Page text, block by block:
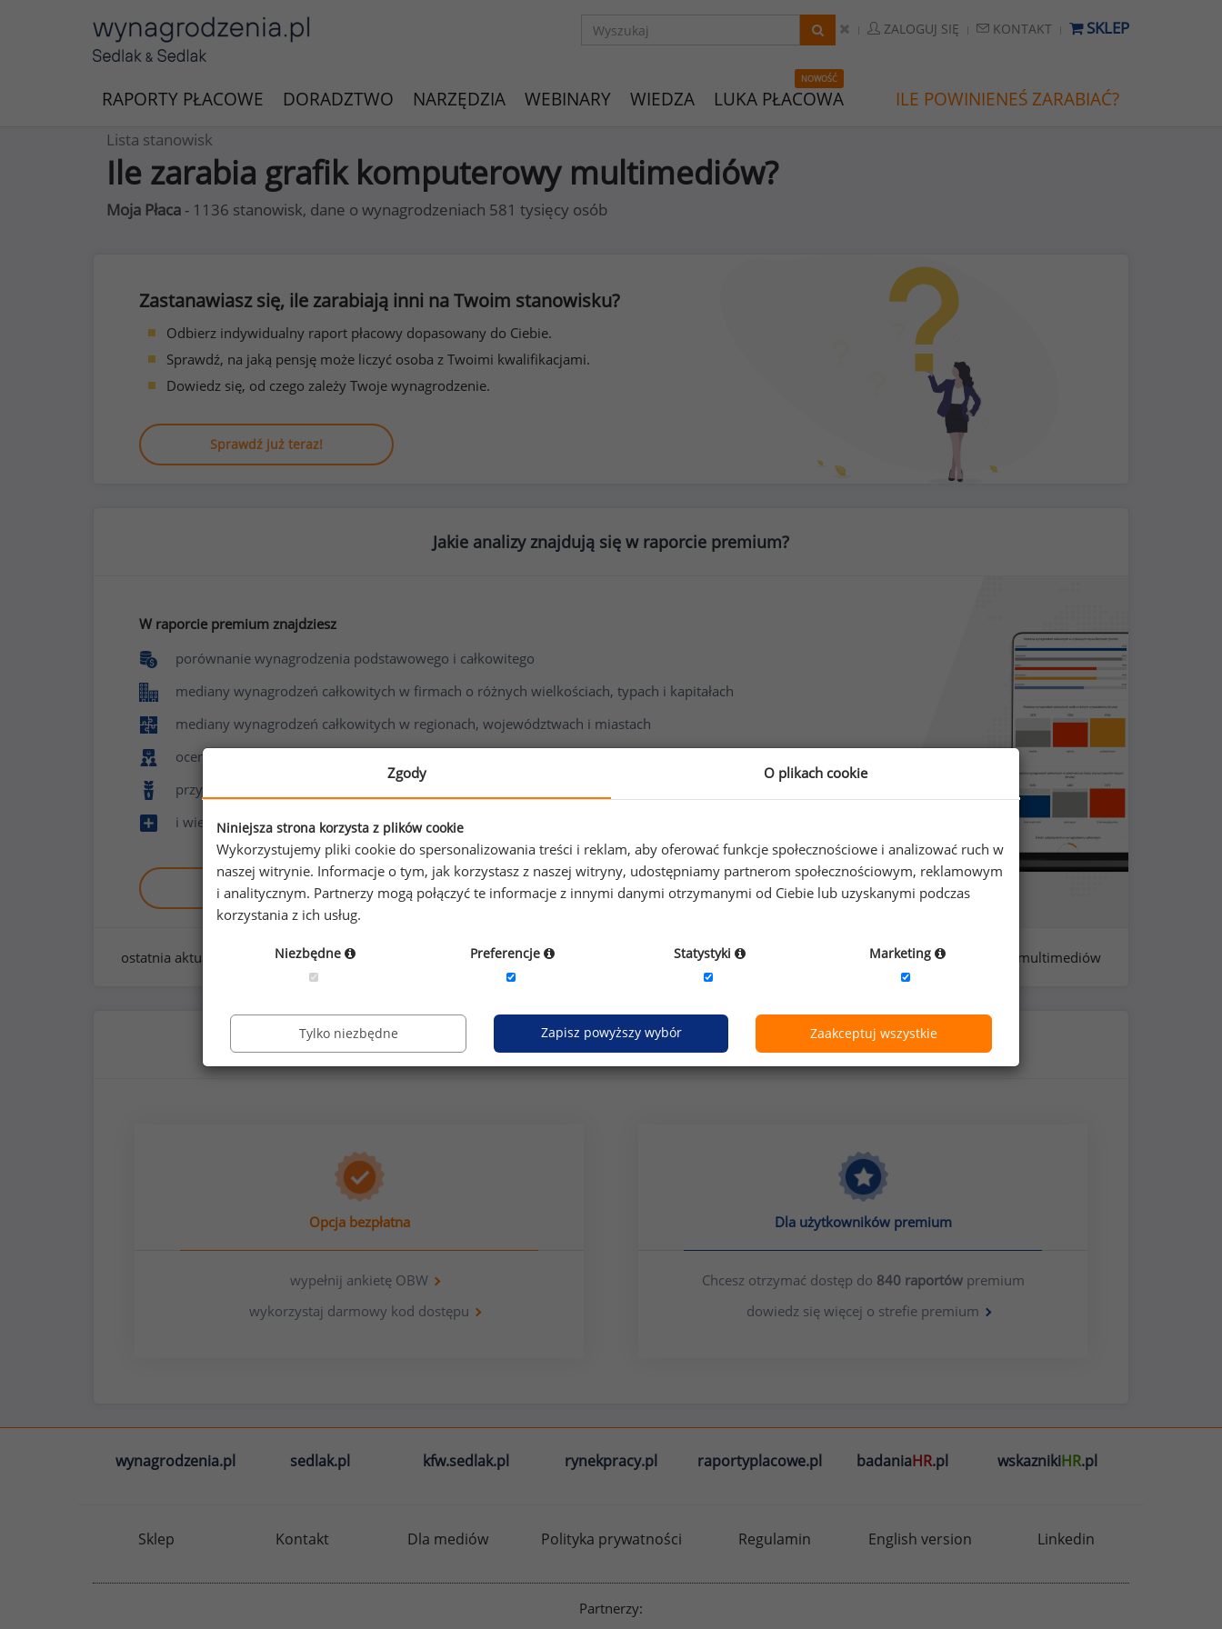
ZALOGUJ SIĘ KONTAKT SKLEP
RAPORTY PŁACOWE DORADZTWO NARZĘDZIA WEBINARY WIEDZA
NOWOŚĆ
LUKA PŁACOWA ILE POWINIENEŚ ZARABIAĆ?
Lista stanowisk
Ile zarabia grafik komputerowy multimediów?
Moja Płaca - 1136 stanowisk, dane o wynagrodzeniach 581 tysięcy osób
Zastanawiasz się, ile zarabiają inni na Twoim stanowisku?
Odbierz indywidualny raport płacowy dopasowany do Ciebie.
Sprawdź, na jaką pensję może liczyć osoba z Twoimi kwalifikacjami.
Dowiedz się, od czego zależy Twoje wynagrodzenie.
Sprawdź już teraz!
Jakie analizy znajdują się w raporcie premium?
W raporcie premium znajdziesz
porównanie wynagrodzenia podstawowego i całkowitego
mediany wynagrodzeń całkowitych w firmach o różnych wielkościach, typach i kapitałach
mediany wynagrodzeń całkowitych w regionach, województwach i miastach
ocenę poziomu zadowolenia z pracy i wynagrodzenia
przyznawane benefity
i wiele innych
Zobacz raport demo
ostatnia aktualizacja: styczeń 2026 grupa stanowisk: media, wydawnictwa próba: 937 - grafików komputerowych multimediów
Jak uzyskać dostęp do raportu?
Opcja bezpłatna
wypełnij ankietę OBW
wykorzystaj darmowy kod dostępu
Dla użytkowników premium
Chcesz otrzymać dostęp do 840 raportówpremium
dowiedz się więcej o strefie premium
wynagrodzenia.pl sedlak.pl kfw.sedlak.pl rynekpracy.pl raportyplacowe.pl badaniaHR.pl wskaznikiHR.pl
Sklep Kontakt Dla mediów Polityka prywatności Regulamin English version Linkedin
Partnerzy:
Zgody O plikach cookie
Niniejsza strona korzysta z plików cookie
Wykorzystujemy pliki cookie do spersonalizowania treści i reklam, aby oferować funkcje społecznościowe i analizować ruch w
naszej witrynie. Informacje o tym, jak korzystasz z naszej witryny, udostępniamy partnerom społecznościowym, reklamowym
i analitycznym. Partnerzy mogą połączyć te informacje z innymi danymi otrzymanymi od Ciebie lub uzyskanymi podczas
korzystania z ich usług.
Niezbędne Preferencje Statystyki Marketing
Tylko niezbędne Zapisz powyższy wybór Zaakceptuj wszystkie